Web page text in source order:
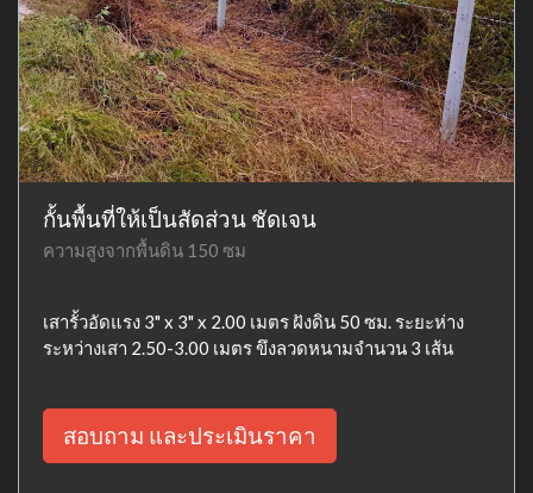
กั้นพื้นที่ให้เป็นสัดส่วน ชัดเจน
ความสูงจากพื้นดิน 150 ซม
เสารั้วอัดแรง 3" x 3" x 2.00 เมตร ฝังดิน 50 ซม. ระยะห่าง
ระหว่างเสา 2.50-3.00 เมตร ขึงลวดหนามจำนวน 3 เส้น
สอบถาม และประเมินราคา